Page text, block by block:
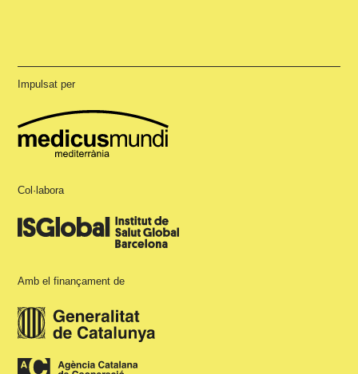
Impulsat per
Col·labora
Amb el finançament de